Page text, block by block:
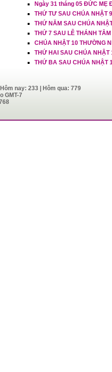
Ngày 31 tháng 05 ĐỨC MẸ
THỨ TƯ SAU CHÚA NHẬT
THỨ NĂM SAU CHÚA
THỨ 7 SAU LỄ THÁNH
CHÚA NHẬT 10 THƯỜNG
THỨ HAI SAU CHÚA NHẬT
THỨ BA SAU CHÚA NHẬT
nay: 233 | Hôm qua: 779
GMT-7